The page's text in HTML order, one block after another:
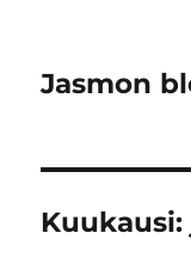
Jasmon
Kuukausi: